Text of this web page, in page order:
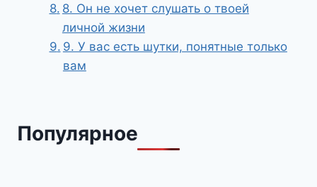
8. Он не хочет слушать о твоей
личной жизни
9. У вас есть шутки, понятные только
вам
Популярное